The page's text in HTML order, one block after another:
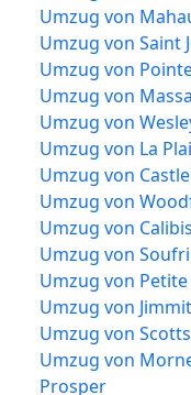
Umzug von
Umzug von Saint
Umzug von
Umzug von
Umzug von
Umzug von La
Umzug von
Umzug von
Umzug von
Umzug von
Umzug von
Umzug von
Umzug von
Umzug von
Prosper